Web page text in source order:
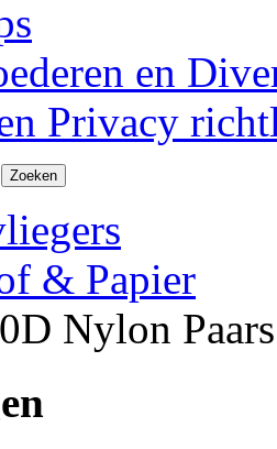
en
Privacy
& Papier
Nylon Paars